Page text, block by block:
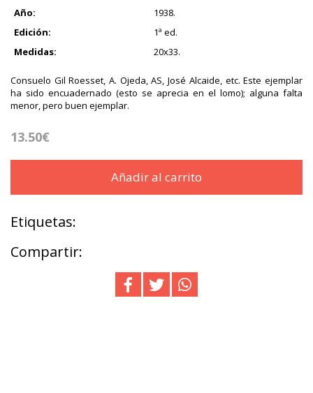
Año:
1938.
Edición:
1ª ed.
Medidas:
20x33.
Consuelo Gil Roesset, A. Ojeda, AS, José Alcaide, etc. Este ejemplar
ha sido encuadernado (esto se aprecia en el lomo); alguna falta
menor, pero buen ejemplar.
13.50€
Añadir al carrito
Etiquetas:
Compartir: